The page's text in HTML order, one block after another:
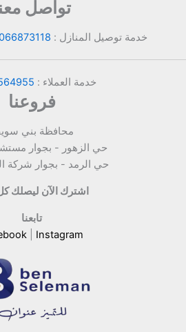
تواصل
خدمة توصيل المنازل :
خدمة العملاء :
فروعنا
محافظة بني
حي الزهور - بجوار
حي الرمد - بجوار شركة
اشترك الآن ليصلك
تابعنا
Instagram